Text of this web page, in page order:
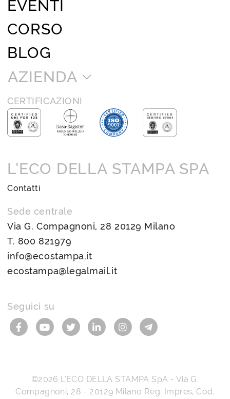
EVENTI
CORSO
BLOG
AZIENDA
CERTIFICAZIONI
L’ECO DELLA STAMPA SPA
Contatti
Sede centrale
Via G. Compagnoni, 28 20129 Milano
T. 800 821979
info@ecostampa.it
ecostampa@legalmail.it
Seguici su
©2026 L’ECO DELLA STAMPA SpA - Via G.
Compagnoni, 28 - 20129 Milano Reg. Impres, Cod.